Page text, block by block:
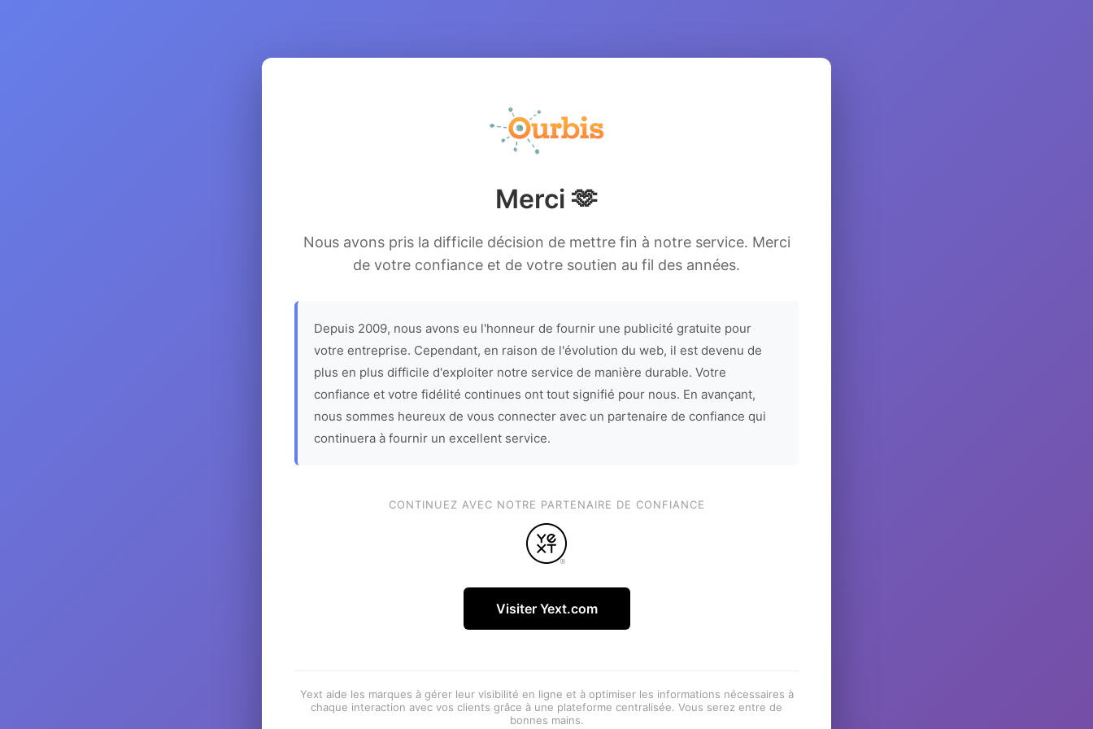
Merci 🫶
Nous avons pris la difficile décision de mettre fin à notre service. Merci
de votre confiance et de votre soutien au fil des années.
Depuis 2009, nous avons eu l'honneur de fournir une publicité gratuite pour
votre entreprise. Cependant, en raison de l'évolution du web, il est devenu de
plus en plus difficile d'exploiter notre service de manière durable. Votre
confiance et votre fidélité continues ont tout signifié pour nous. En avançant,
nous sommes heureux de vous connecter avec un partenaire de confiance qui
continuera à fournir un excellent service.
CONTINUEZ AVEC NOTRE PARTENAIRE DE CONFIANCE
Visiter Yext.com
Yext aide les marques à gérer leur visibilité en ligne et à optimiser les informations nécessaires à
chaque interaction avec vos clients grâce à une plateforme centralisée. Vous serez entre de
bonnes mains.